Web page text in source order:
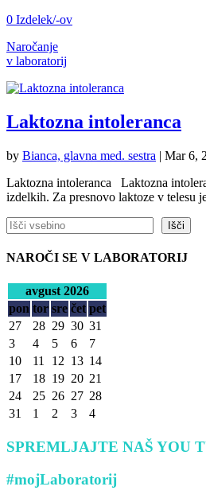
0 Izdelek/-ov
Naročanje
v laboratorij
Laktozna intoleranca
by Bianca, glavna med. sestra | Mar 6,
Laktozna intoleranca Laktozna
izdelkih. Za presnovo laktoze v telesu
Išči
Išči
NAROČI SE V LABORATORIJ
avgust 2026
pon tor sre čet pet
27
28 29 30 31
3
4 5 6
7
10
11 12 13 14
17
18 19 20 21
24
25 26 27 28
31
1 2 3 4
SPREMLJAJTE NAŠ YOU
#mojLaboratorij